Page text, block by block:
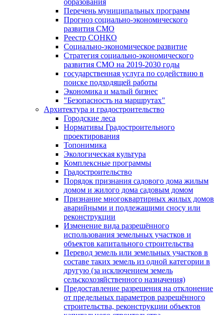
образования
Перечень муниципальных программ
Прогноз социально-экономического
развития СМО
Реестр СОНКО
Социально-экономическое развитие
Стратегия социально-экономического
развития СМО на 2019-2030 годы
государственная услуга по содействию в
поиске подходящей работы
Экономика и малый бизнес
"Безопасность на маршрутах"
Архитектура и градостроительство
Городские леса
Нормативы Градостроительного
проектирования
Топонимика
Экологическая культура
Комплексные программы
Градостроительство
Порядок признания садового дома жилым
домом и жилого дома садовым домом
Признание многоквартирных жилых домов
аварийными и подлежащими сносу или
реконструкции
Изменение вида разрешённого
использования земельных участков и
объектов капитального строительства
Перевод земель или земельных участков в
составе таких земель из одной категории в
другую (за исключением земель
сельскохозяйственного назначения)
Предоставление разрешения на отклонение
от предельных параметров разрешённого
строительства, реконструкции объектов